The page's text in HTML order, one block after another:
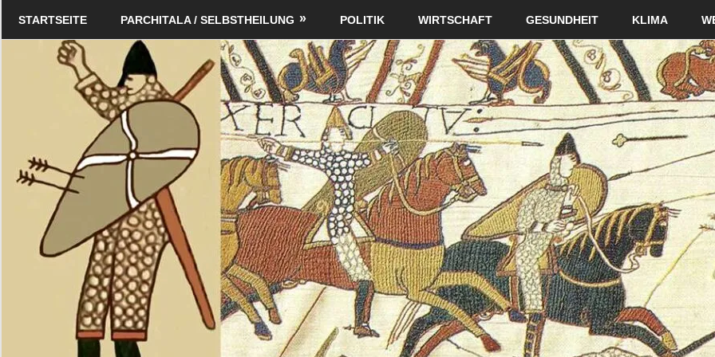
Schildverlag
STARTSEITE PARCHITALA / SELBSTHEILUNG POLITIK WIRTSCHAFT GESUNDHEIT KLIMA